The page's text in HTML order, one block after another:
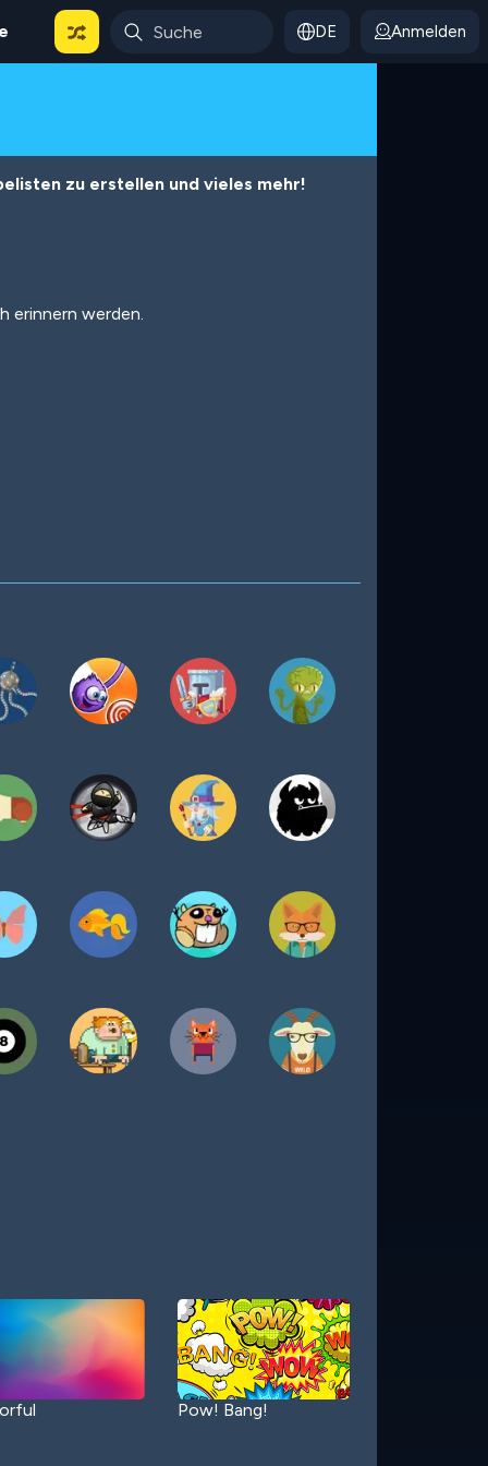
DE Anmelden
zu erstellen und vieles mehr!
erinnern werden.
Pow! Bang!